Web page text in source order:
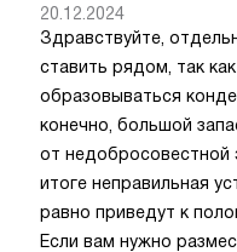
20.12.2024
Здравствуйте,
ставить рядом, так
образовываться
конечно, большой
от недобросовестной
итоге неправильная
равно приведут к
Если вам нужно